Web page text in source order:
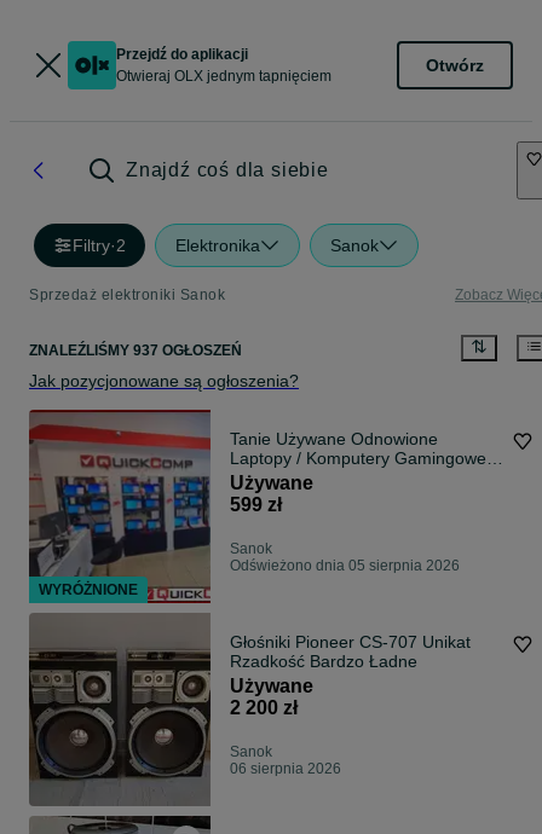
Przejdź do aplikacji
Otwieraj OLX jednym tapnięciem
Otwórz
Znajdź coś dla siebie
Filtry·2 Elektronika Sanok
Sprzedaż elektroniki Sanok Zobacz
ZNALEŹLIŚMY 937 OGŁOSZEŃ
Jak pozycjonowane są ogłoszenia?
Tanie Używane Odnowione
Laptopy / Komputery Gamingowe /
Konsole - na ROCZNEJ gwarancji -
QUICK-COMP Przemyśl -
Możliwość Kupna na RATY!
Używane
599 zł
Sanok
Odświeżono dnia 05 sierpnia 2026
Głośniki Pioneer CS-707 Unikat
Rzadkość Bardzo Ładne
Używane
2 200 zł
Sanok
06 sierpnia 2026
WYRÓŻNIONE